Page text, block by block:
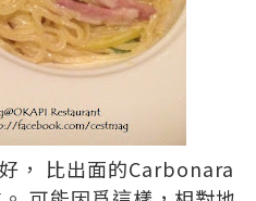
， 比出面的Carbonara